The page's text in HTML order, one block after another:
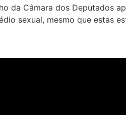
da Câmara dos Deputados
sexual, mesmo que estas